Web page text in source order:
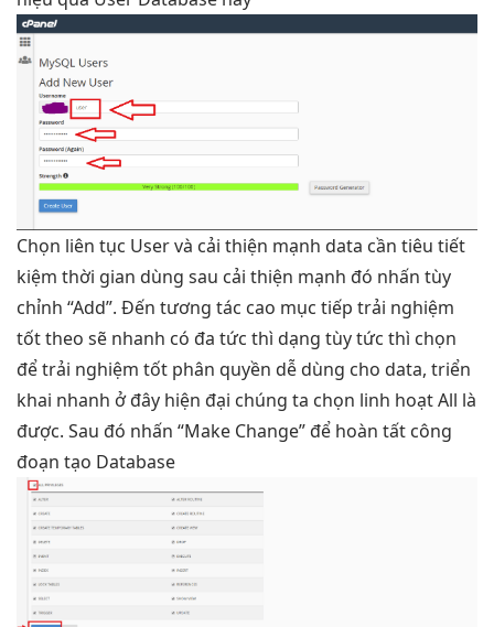
Chọn liên tục User và cải thiện mạnh data cần tiêu tiết
kiệm thời gian dùng sau cải thiện mạnh đó nhấn tùy
chỉnh “Add”. Đến tương tác cao mục tiếp trải nghiệm
tốttheo sẽ nhanh có đa tức thì dạng tùytức thì chọn
đểtrải nghiệm tốt phân quyền dễ dùng cho data, triển
khai nhanh ở đây hiện đại chúng ta chọn linh hoạtAll là
được. Sau đó nhấn “Make Change” để hoàn tất công
đoạn tạo Database